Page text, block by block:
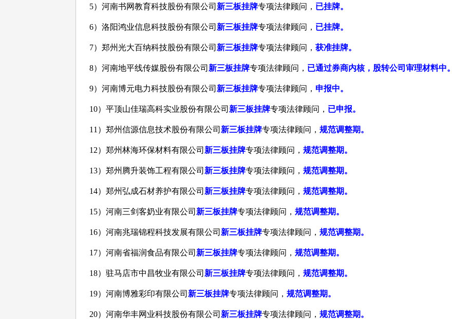
5）河南书网教育科技股份有限公司 新三板挂牌专项法律顾问， 已挂牌。
6）洛阳鸿业信息科技股份有限公司 新三板挂牌专项法律顾问， 已挂牌。
7）郑州光大百纳科技股份有限公司 新三板挂牌专项法律顾问， 获准挂牌。
8）河南地平线传媒股份有限公司 新三板挂牌专项法律顾问， 已通过券商内核，股转公司审理材料中。
9）河南博元电力科技股份有限公司 新三板挂牌专项法律顾问， 申报中。
10）平顶山佳瑞高科实业股份有限公司 新三板挂牌专项法律顾问， 已申报。
11 ）郑州信源信息技术股份有限公司 新三板挂牌专项法律顾问， 规范调整期。
12）郑州林海环保材料有限公司 新三板挂牌专项法律顾问， 规范调整期。
13）郑州腾升装饰工程有限公司 新三板挂牌专项法律顾问， 规范调整期。
14）郑州弘成石材养护有限公司 新三板挂牌专项法律顾问， 规范调整期。
15）河南三剑客奶业有限公司 新三板挂牌专项法律顾问， 规范调整期。
16）河南兆瑞锦程科技发展有限公司 新三板挂牌专项法律顾问， 规范调整期。
17）河南省福润食品有限公司 新三板挂牌专项法律顾问， 规范调整期。
18）驻马店市中昌牧业有限公司 新三板挂牌专项法律顾问， 规范调整期。
19）河南博雅彩印有限公司 新三板挂牌专项法律顾问， 规范调整期。
20）河南华丰网业科技股份有限公司 新三板挂牌专项法律顾问， 规范调整期。